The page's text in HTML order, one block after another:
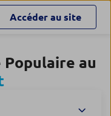
Accéder au site
Populaire au